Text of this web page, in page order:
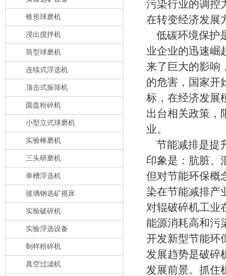
锥形球磨机
浸出搅拌机
筒型球磨机
连续式浮选机
顶击式振筛机
圆盘粉碎机
小型立式球磨机
实验棒磨机
三头研磨机
单槽浮选机
玻璃钢选矿摇床
实验破碎机
实验浮选设备
制样粉碎机
真空过滤机
污染行业的调控
在转变经济发展
低碳环境保护
业企业的迅速崛
来了巨大的影响
的危害，国家开
标，在经济发展
出台相关政策，
业。
节能减排是提
印象是：肮脏、
但对节能环保概
染在节能减排产
对辊破碎机工业
能源消耗高和污
开发新型节能环
发展趋势是破碎
发展前景。抓住